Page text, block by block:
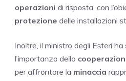
operazioni di risposta, con
protezione delle installazioni
Inoltre, il ministro degli Esteri
l’importanza della
per affrontare la minaccia